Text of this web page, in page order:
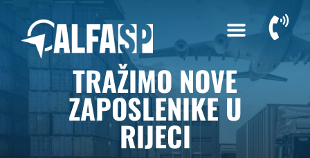
TRAŽIMO NOVE
ZAPOSLENIKE U
RIJECI